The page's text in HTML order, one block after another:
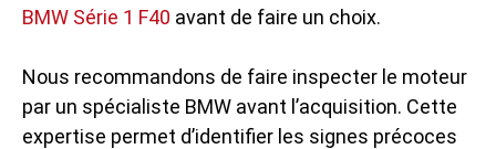
BMW Série 1 F40 avant de faire un choix.
Nous recommandons de faire inspecter le moteur
par un spécialiste BMW avant l’acquisition. Cette
expertise permet d’identifier les signes précoces